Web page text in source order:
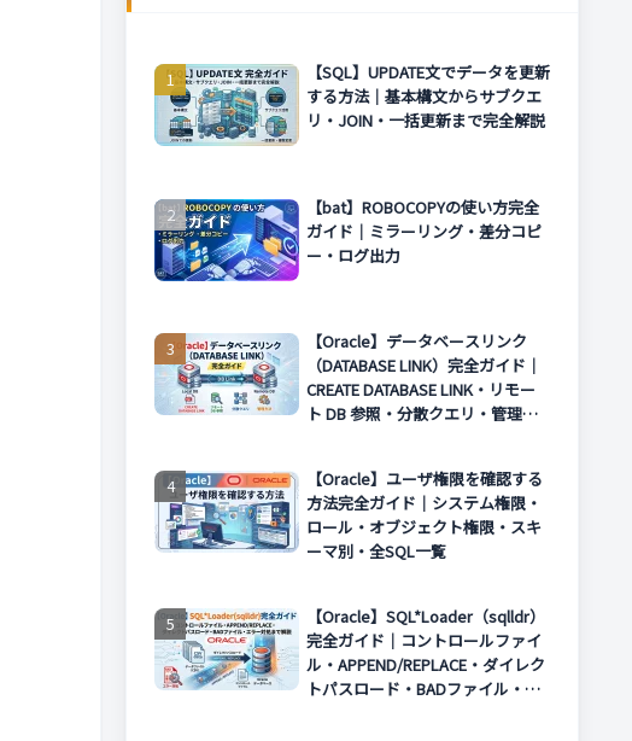
【SQL】UPDATE文でデータを更新
する方法｜基本構文からサブクエ
リ・JOIN・一括更新まで完全解説
【bat】ROBOCOPYの使い方完全
ガイド｜ミラーリング・差分コピ
ー・ログ出力
【Oracle】データベースリンク
（DATABASE LINK）完全ガイド｜
CREATE DATABASE LINK・リモー
ト DB 参照・分散クエリ・管理方
【Oracle】ユーザ権限を確認する
方法完全ガイド｜システム権限・
ロール・オブジェクト権限・スキ
ーマ別・全SQL一覧
【Oracle】SQL*Loader（sqlldr）
完全ガイド｜コントロールファイ
ル・APPEND/REPLACE・ダイレク
トパスロード・BADファイル・エ